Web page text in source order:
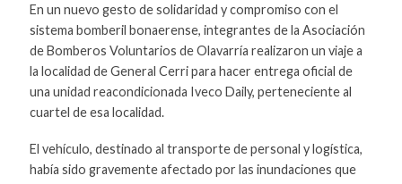
En un nuevo gesto de solidaridad y compromiso con el
sistema bomberil bonaerense, integrantes de la Asociación
de Bomberos Voluntarios de Olavarría realizaron un viaje a
la localidad de General Cerri para hacer entrega oficial de
una unidad reacondicionada Iveco Daily, perteneciente al
cuartel de esa localidad.
El vehículo, destinado al transporte de personal y logística,
había sido gravemente afectado por las inundaciones que